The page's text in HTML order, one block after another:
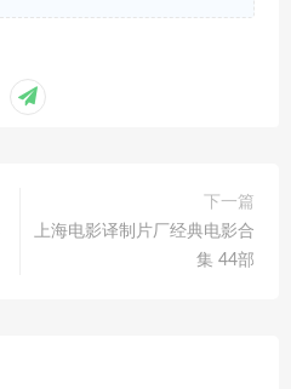
下一篇
上海电影译制片厂经典电影合
集 44部